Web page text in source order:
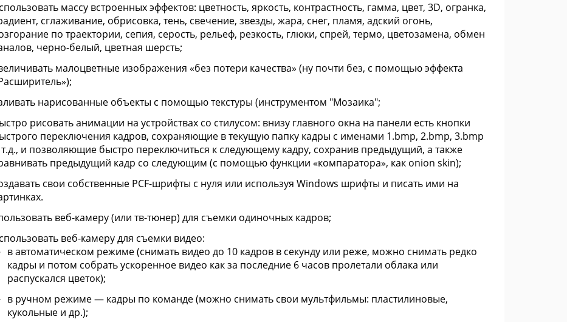
массу встроенных эффектов: цветность, яркость, контрастность, гамма, цвет, 3D, огранка,
сглаживание, обрисовка, тень, свечение, звезды, жара, снег, пламя, адский огонь,
по траектории, сепия, серость, рельеф, резкость, глюки, спрей, термо, цветозамена, обмен
черно-белый, цветная шерсть;
малоцветные изображения «без потери качества» (ну почти без, с помощью эффекта
нарисованные объекты с помощью текстуры (инструментом "Мозаика";
рисовать анимации на устройствах со стилусом: внизу главного окна на панели есть кнопки
переключения кадров, сохраняющие в текущую папку кадры с именами 1.bmp, 2.bmp, 3.bmp
и позволяющие быстро переключиться к следующему кадру, сохранив предыдущий, а также
предыдущий кадр со следующим (с помощью функции «компаратора», как onion skin);
свои собственные PCF-шрифты с нуля или используя Windows шрифты и писать ими на
веб-камеру (или тв-тюнер) для съемки одиночных кадров;
веб-камеру для съемки видео:
в автоматическом режиме (снимать видео до 10 кадров в секунду или реже, можно снимать редко
кадры и потом собрать ускоренное видео как за последние 6 часов пролетали облака или
распускался цветок);
в ручном режиме — кадры по команде (можно снимать свои мультфильмы: пластилиновые,
кукольные и др.);